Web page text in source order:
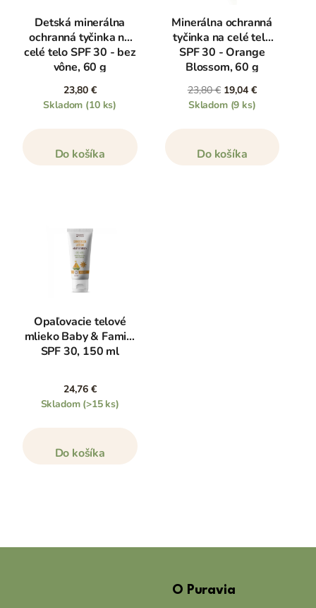
Detská minerálna
ochranná tyčinka na
celé telo SPF 30 - bez
vône, 60 g
23,80 €
Skladom (10 ks)
Do košíka
Minerálna ochranná
tyčinka na celé telo
SPF 30 - Orange
Blossom, 60 g
23,80 € 19,04 €
Skladom (9 ks)
Do košíka
Opaľovacie telové
mlieko Baby & Family
SPF 30, 150 ml
24,76 €
Skladom (>15 ks)
Do košíka
O Puravia